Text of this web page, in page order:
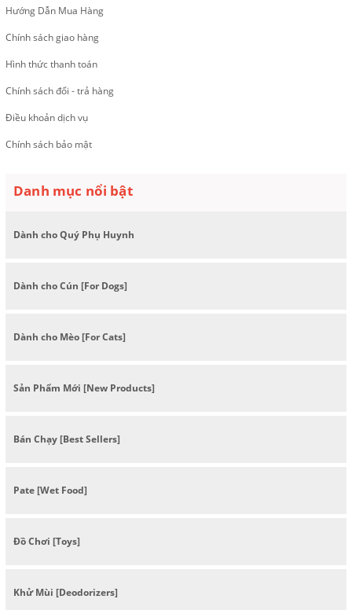
Hướng Dẫn Mua Hàng
Chính sách giao hàng
Hình thức thanh toán
Chính sách đổi - trả hàng
Điều khoản dịch vụ
Chính sách bảo mật
Danh mục nổi bật
Dành cho Quý Phụ Huynh
Dành cho Cún [For Dogs]
Dành cho Mèo [For Cats]
Sản Phẩm Mới [New Products]
Bán Chạy [Best Sellers]
Pate [Wet Food]
Đồ Chơi [Toys]
Khử Mùi [Deodorizers]